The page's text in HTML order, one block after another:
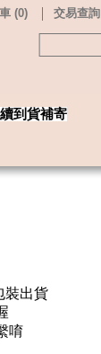
(0) 交易查詢
到貨補寄